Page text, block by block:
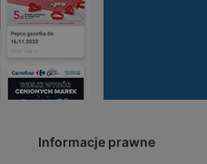
Informacje prawne